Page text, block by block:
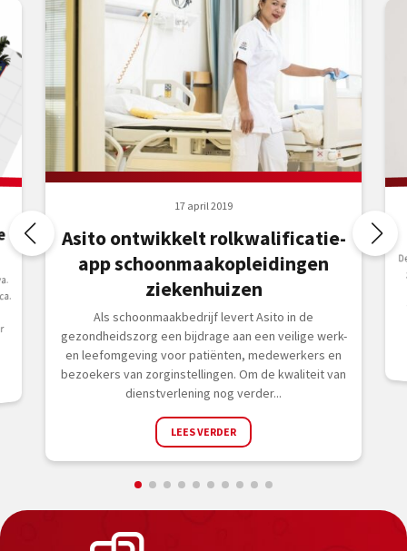
17 april 2019
Asito ontwikkelt rolkwalificatie-
app schoonmaakopleidingen
ziekenhuizen
Als schoonmaakbedrijf levert Asito in de
gezondheidszorg een bijdrage aan een veilige werk-
en leefomgeving voor patiënten, medewerkers en
bezoekers van zorginstellingen. Om de kwaliteit van
dienstverlening nog verder...
LEES VERDER